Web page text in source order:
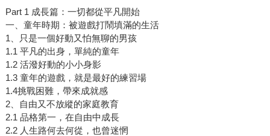
Part 1 成長篇：一切都從平凡開始
一、童年時期：被遊戲打鬧填滿的生活
1、只是一個好動又怕無聊的男孩
1.1 平凡的出身，單純的童年
1.2 活潑好動的小小身影
1.3 童年的遊戲，就是最好的練習場
1.4挑戰困難，帶來成就感
2、自由又不放縱的家庭教育
2.1 品格第一，在自由中成長
2.2 人生路何去何從，也曾迷惘